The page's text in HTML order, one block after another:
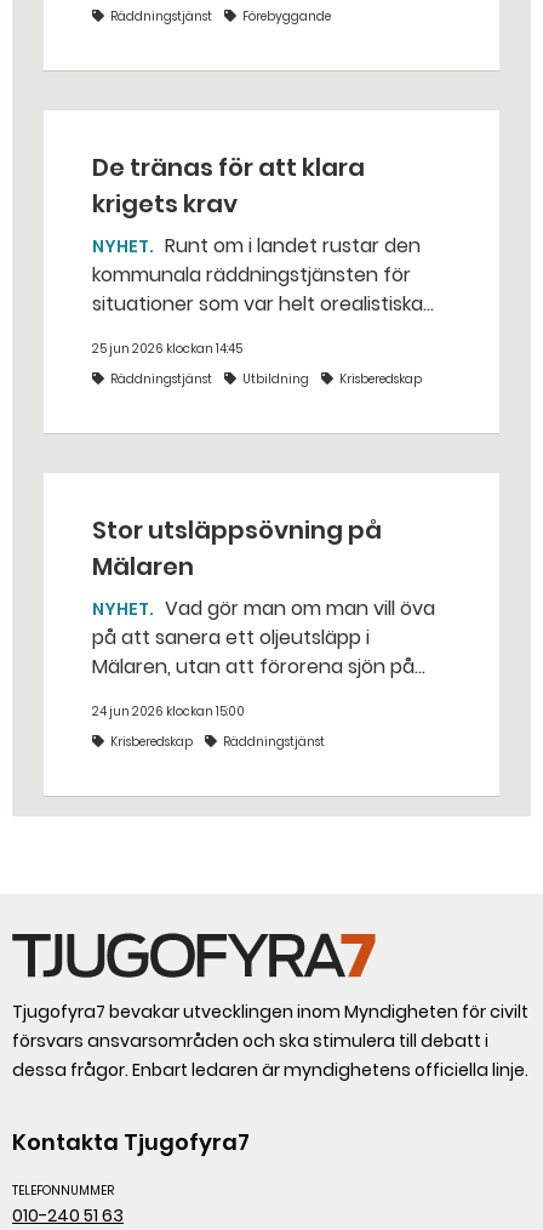
Räddningstjänst
Förebyggande
De tränas för att klara
krigets krav
NYHET
kommunala räddningstjänsten för
situationer som var helt orealistiska
bakhåll, utspridda granater och hot
från livsfarliga drönare i det
25 jun 2026 klockan 14:45
Räddningstjänst
Utbildning Krisberedskap
Stor utsläppsövning på
Mälaren
NYHET
på att sanera ett oljeutsläpp i
Mälaren, utan att förorena sjön på
stället. Det gjorde räddningstjänsten i
Eskilstuna – tio kubikmeter närmare
24 jun 2026 klockan 15:00
Krisberedskap
Räddningstjänst
Tjugofyra7 bevakar utvecklingen inom Myndigheten för civilt
försvars ansvarsområden och ska stimulera till debatt i
dessa frågor. Enbart ledaren är myndighetens officiella linje.
Kontakta Tjugofyra7
TELEFONNUMMER
010-240 51 63